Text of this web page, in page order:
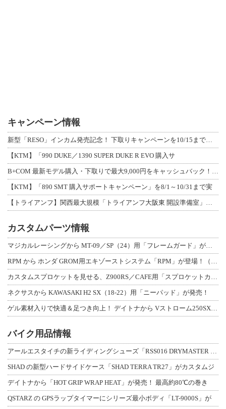
キャンペーン情報
【KTM】「990 DUKE／1390 SUPER DUKE R EVO 購入サ
【KTM】「890 SMT 購入サポートキャンペーン」を8/1～10/31まで実
カスタムパーツ情報
ネクサスから KAWASAKI H2 SX（18-22）用「ニーパッド」が発売！
バイク用品情報
SHAD の新型ハードサイドケース「SHAD TERRA TR27」がカスタムジ
デイトナから「HOT GRIP WRAP HEAT」が発売！ 最高約80℃の巻き
QSTARZ の GPSラップタイマーにシリーズ最小ボディ「LT-9000S」が